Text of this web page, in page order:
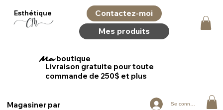
Esthétique
Contactez-moi
Mes produits
Maboutique
Livraison gratuite pour toute
commande de 250$ et plus
Se connecter
Magasiner par